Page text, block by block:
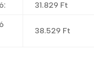
31.829 Ft
38.529 Ft